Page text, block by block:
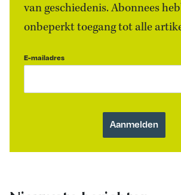
van geschiedenis. Abonnees
onbeperkt toegang tot alle
E-mailadres